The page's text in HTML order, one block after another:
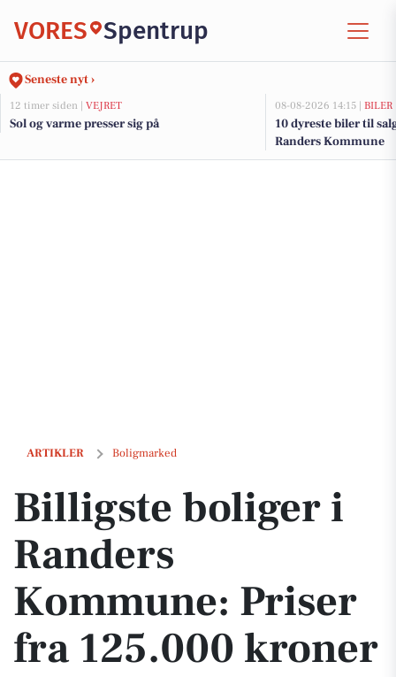
VORES Spentrup
Seneste nyt ›
12 timer siden | VEJRET
Sol og varme presser sig på
08-08-2026 14:15 | BILER
10 dyreste biler til
Randers Kommune
ARTIKLER Boligmarked
Billigste boliger i Randers Kommune: Priser fra 125.000 kroner
Billigste boliger i
Randers
Kommune: Priser
fra 125.000 kroner